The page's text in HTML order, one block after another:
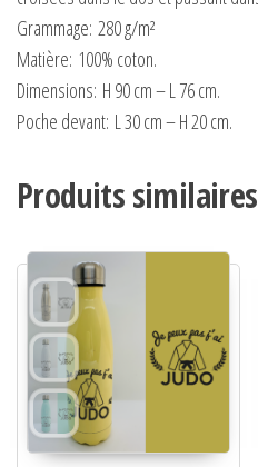
Grammage: 280 g/m²
Matière: 100% coton.
Dimensions: H 90 cm – L 76 cm.
Poche devant: L 30 cm – H 20 cm.
Produits similaires